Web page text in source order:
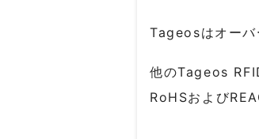
Tageosはオーバ
他のTageos
RoHSおよび